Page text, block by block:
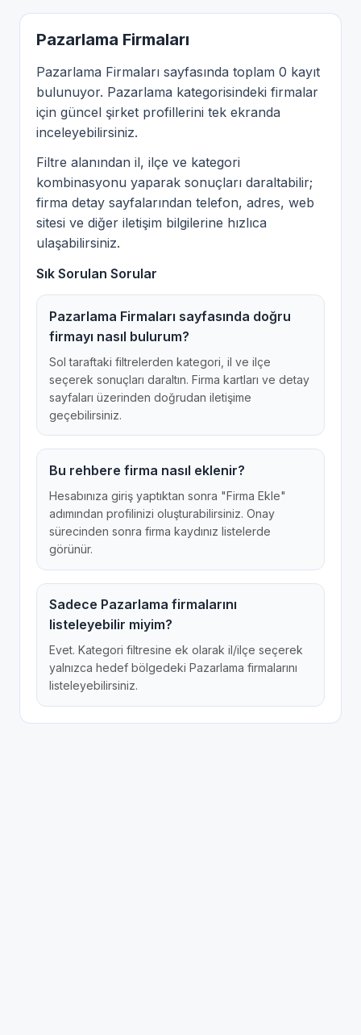
Pazarlama Firmaları
Pazarlama Firmaları sayfasında toplam 0 kayıt
bulunuyor. Pazarlama kategorisindeki firmalar
için güncel şirket profillerini tek ekranda
inceleyebilirsiniz.
Filtre alanından il, ilçe ve kategori
kombinasyonu yaparak sonuçları daraltabilir;
firma detay sayfalarından telefon, adres, web
sitesi ve diğer iletişim bilgilerine hızlıca
ulaşabilirsiniz.
Sık Sorulan Sorular
Pazarlama Firmaları sayfasında doğru
firmayı nasıl bulurum?
Sol taraftaki filtrelerden kategori, il ve ilçe
seçerek sonuçları daraltın. Firma kartları ve detay
sayfaları üzerinden doğrudan iletişime
geçebilirsiniz.
Bu rehbere firma nasıl eklenir?
Hesabınıza giriş yaptıktan sonra "Firma Ekle"
adımından profilinizi oluşturabilirsiniz. Onay
sürecinden sonra firma kaydınız listelerde
görünür.
Sadece Pazarlama firmalarını
listeleyebilir miyim?
Evet. Kategori filtresine ek olarak il/ilçe seçerek
yalnızca hedef bölgedeki Pazarlama firmalarını
listeleyebilirsiniz.